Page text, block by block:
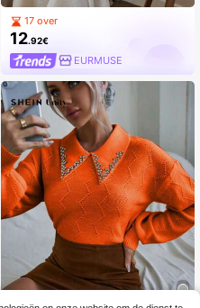
17 over
12.92€
EURMUSE